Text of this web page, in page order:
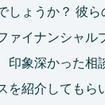
しょうか？ 彼ら
ァイナンシャル
印象深かった相
を紹介してもら